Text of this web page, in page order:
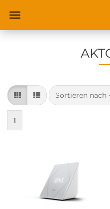
Sortieren nach
Sortieren nach
1